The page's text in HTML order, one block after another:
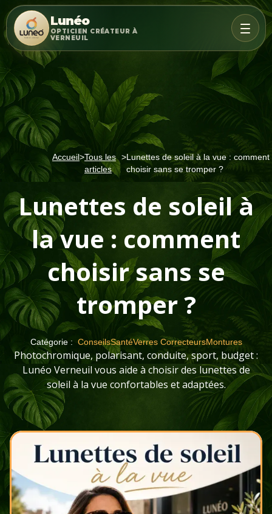
Lunéo
OPTICIEN CRÉATEUR À
VERNEUIL
Accueil>Tous les
articles
>Lunettes de soleil à la vue : comment
choisir sans se tromper ?
Lunettes de soleil à
la vue : comment
choisir sans se
tromper ?
Catégorie : ConseilsSantéVerres CorrecteursMontures
Photochromique, polarisant, conduite, sport, budget :
Lunéo Verneuil vous aide à choisir des lunettes de
soleil à la vue confortables et adaptées.